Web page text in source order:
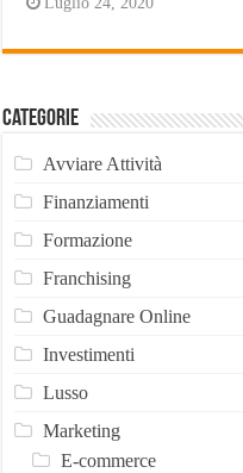
Categorie
Avviare Attività
Finanziamenti
Formazione
Franchising
Guadagnare Online
Investimenti
Lusso
Marketing
E-commerce